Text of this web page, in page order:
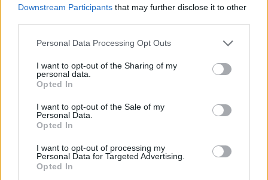
Downstream Participants that may further disclose it to other
Please note that this website/app uses one or more Google
not limited to your visit or usage behaviour. You may click to
grant or deny consent to Google and its third-party tags to
use your data for below specified purposes in below Google
consent section.
Personal Data Processing Opt Outs
I want to opt-out of the Sharing of my
personal data.
Opted In
I want to opt-out of the Sale of my
Personal Data.
Opted In
I want to opt-out of processing my
Personal Data for Targeted Advertising.
Opted In
autópálya útépítés M1-es autópálya Bicske
M1 bővítés: már zajlik a teljesen új Bicske Kelet
csomópont építése
különszintű csomópontot hoz létre az MKIF az M1-es
bővítésénél.
Új gyalogosátkelők és jelzőlámpás
csomópont épül Angyalföldön